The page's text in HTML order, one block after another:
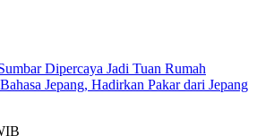
Dipercaya Jadi Tuan Rumah
Jepang, Hadirkan Pakar dari Jepang